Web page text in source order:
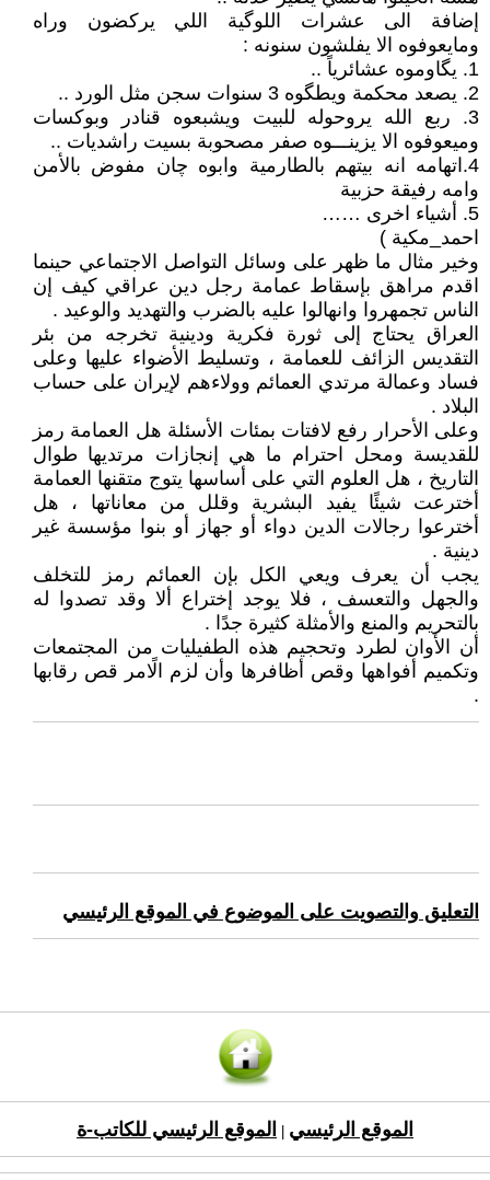
إضافة الى عشرات اللوگية اللي يركضون وراه
ومايعوفوه الا يفلشون سنونه :
1. يگاوموه عشائرياً ..
2. يصعد محكمة ويطگوه 3 سنوات سجن مثل الورد ..
3. ربع الله يروحوله للبيت ويشبعوه قنادر وبوكسات
وميعوفوه الا يزينـــوه صفر مصحوبة بسيت راشديات ..
4.اتهامه انه بيتهم بالطارمية وابوه چان مفوض بالأمن
وامه رفيقة حزبية
5. أشياء اخرى ……
احمد_مكية )
وخير مثال ما ظهر على وسائل التواصل الاجتماعي حينما
اقدم مراهق بإسقاط عمامة رجل دين عراقي كيف إن
الناس تجمهروا وانهالوا عليه بالضرب والتهديد والوعيد .
العراق يحتاج إلى ثورة فكرية ودينية تخرجه من بئر
التقديس الزائف للعمامة ، وتسليط الأضواء عليها وعلى
فساد وعمالة مرتدي العمائم وولاءهم لإيران على حساب
البلاد .
وعلى الأحرار رفع لافتات بمئات الأسئلة هل العمامة رمز
للقديسة ومحل احترام ما هي إنجازات مرتديها طوال
التاريخ ، هل العلوم التي على أساسها يتوج متقنها العمامة
أخترعت شيئًا يفيد البشرية وقلل من معاناتها ، هل
أخترعوا رجالات الدين دواء أو جهاز أو بنوا مؤسسة غير
دينية .
يجب أن يعرف ويعي الكل بإن العمائم رمز للتخلف
والجهل والتعسف ، فلا يوجد إختراع ألا وقد تصدوا له
بالتحريم والمنع والأمثلة كثيرة جدًا .
أن الأوان لطرد وتحجيم هذه الطفيليات من المجتمعات
وتكميم أفواهها وقص أظافرها وأن لزم الًامر قص رقابها
.
التعليق والتصويت على الموضوع في الموقع الرئيسي
الموقع الرئيسي الموقع الرئيسي للكاتب-ة